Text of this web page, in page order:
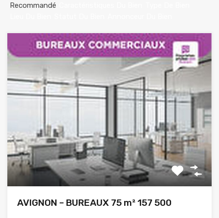
Recommandé
AVIGNON – BUREAUX 75 m² 157 500